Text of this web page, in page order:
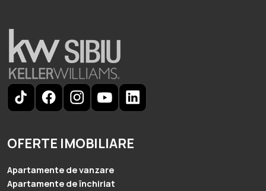
OFERTE IMOBILIARE
Apartamente de vanzare
Apartamente de închiriat